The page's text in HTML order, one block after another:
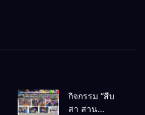
กิจกรรม “สืบ
สา สาน